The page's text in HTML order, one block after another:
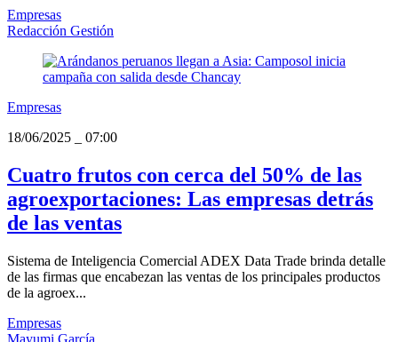
Empresas
Redacción Gestión
Empresas
18/06/2025
07:00
Cuatro frutos con cerca del 50% de las
agroexportaciones: Las empresas detrás
de las ventas
Sistema de Inteligencia Comercial ADEX Data Trade brinda detalle
de las firmas que encabezan las ventas de los principales productos
de la agroex...
Empresas